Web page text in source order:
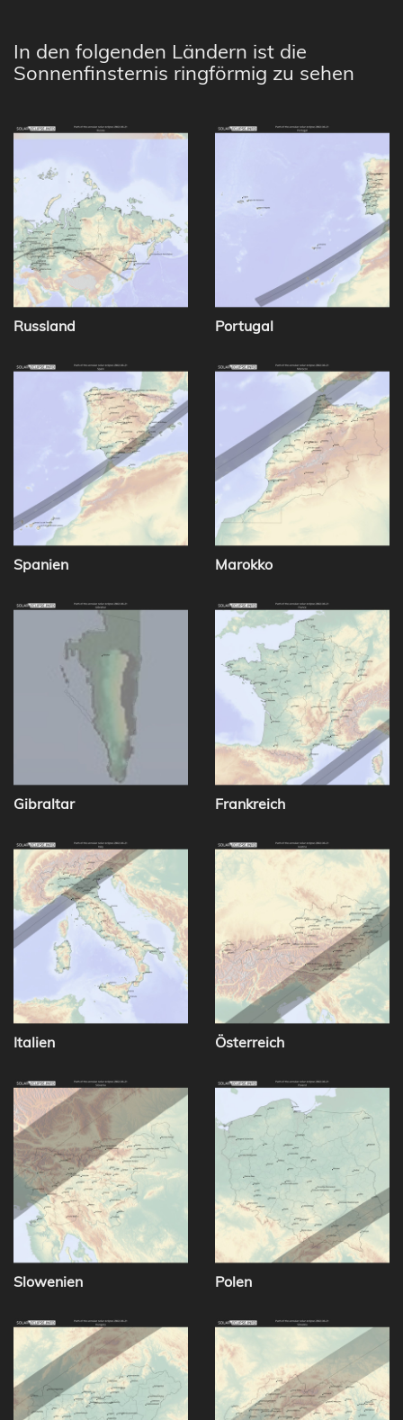
In den folgenden Ländern ist die
Sonnenfinsternis ringförmig zu sehen
Russland Portugal
Spanien Marokko
Gibraltar Frankreich
Italien Österreich
Slowenien Polen